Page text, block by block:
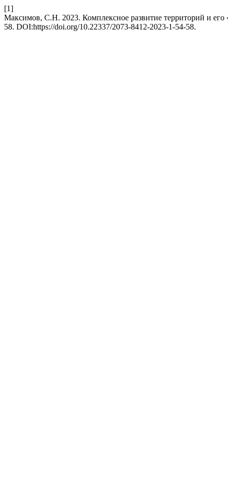
[1]
Максимов, С.Н. 2023. Комплексное развитие территорий и его
58. DOI:https://doi.org/10.22337/2073-8412-2023-1-54-58.